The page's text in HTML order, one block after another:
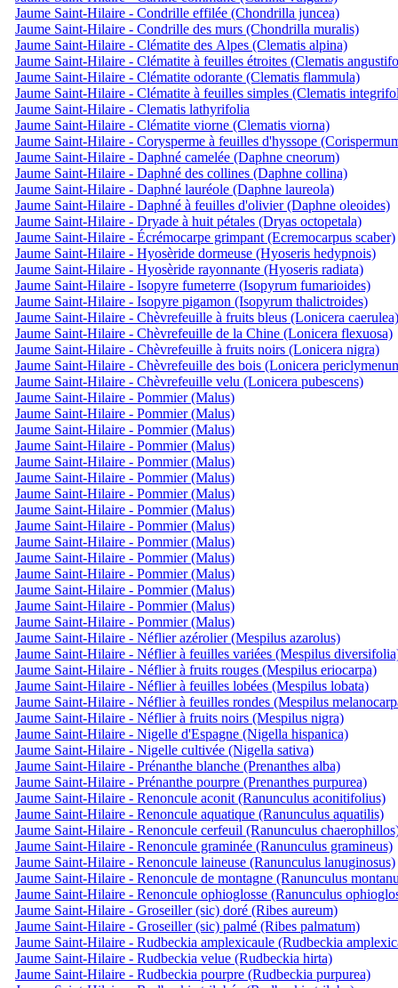
Jaume Saint-Hilaire - Condrille effilée (Chondrilla juncea)
Jaume Saint-Hilaire - Condrille des murs (Chondrilla muralis)
Jaume Saint-Hilaire - Clématite des Alpes (Clematis alpina)
Jaume Saint-Hilaire - Clématite à feuilles étroites (Clematis
Jaume Saint-Hilaire - Clématite odorante (Clematis flammula)
Jaume Saint-Hilaire - Clématite à feuilles simples (Clematis
Jaume Saint-Hilaire - Clematis lathyrifolia
Jaume Saint-Hilaire - Clématite viorne (Clematis viorna)
Jaume Saint-Hilaire - Corysperme à feuilles d'hyssope
Jaume Saint-Hilaire - Daphné camelée (Daphne cneorum)
Jaume Saint-Hilaire - Daphné des collines (Daphne collina)
Jaume Saint-Hilaire - Daphné lauréole (Daphne laureola)
Jaume Saint-Hilaire - Daphné à feuilles d'olivier (Daphne oleoides)
Jaume Saint-Hilaire - Dryade à huit pétales (Dryas octopetala)
Jaume Saint-Hilaire - Écrémocarpe grimpant (Ecremocarpus scaber)
Jaume Saint-Hilaire - Hyosèride dormeuse (Hyoseris hedypnois)
Jaume Saint-Hilaire - Hyosèride rayonnante (Hyoseris radiata)
Jaume Saint-Hilaire - Isopyre fumeterre (Isopyrum fumarioides)
Jaume Saint-Hilaire - Isopyre pigamon (Isopyrum thalictroides)
Jaume Saint-Hilaire - Chèvrefeuille à fruits bleus (Lonicera caerulea)
Jaume Saint-Hilaire - Chèvrefeuille de la Chine (Lonicera flexuosa)
Jaume Saint-Hilaire - Chèvrefeuille à fruits noirs (Lonicera nigra)
Jaume Saint-Hilaire - Chèvrefeuille des bois (Lonicera
Jaume Saint-Hilaire - Chèvrefeuille velu (Lonicera pubescens)
Jaume Saint-Hilaire - Pommier (Malus)
Jaume Saint-Hilaire - Pommier (Malus)
Jaume Saint-Hilaire - Pommier (Malus)
Jaume Saint-Hilaire - Pommier (Malus)
Jaume Saint-Hilaire - Pommier (Malus)
Jaume Saint-Hilaire - Pommier (Malus)
Jaume Saint-Hilaire - Pommier (Malus)
Jaume Saint-Hilaire - Pommier (Malus)
Jaume Saint-Hilaire - Pommier (Malus)
Jaume Saint-Hilaire - Pommier (Malus)
Jaume Saint-Hilaire - Pommier (Malus)
Jaume Saint-Hilaire - Pommier (Malus)
Jaume Saint-Hilaire - Pommier (Malus)
Jaume Saint-Hilaire - Pommier (Malus)
Jaume Saint-Hilaire - Pommier (Malus)
Jaume Saint-Hilaire - Néflier azérolier (Mespilus azarolus)
Jaume Saint-Hilaire - Néflier à feuilles variées (Mespilus
Jaume Saint-Hilaire - Néflier à fruits rouges (Mespilus eriocarpa)
Jaume Saint-Hilaire - Néflier à feuilles lobées (Mespilus lobata)
Jaume Saint-Hilaire - Néflier à feuilles rondes (Mespilus
Jaume Saint-Hilaire - Néflier à fruits noirs (Mespilus nigra)
Jaume Saint-Hilaire - Nigelle d'Espagne (Nigella hispanica)
Jaume Saint-Hilaire - Nigelle cultivée (Nigella sativa)
Jaume Saint-Hilaire - Prénanthe blanche (Prenanthes alba)
Jaume Saint-Hilaire - Prénanthe pourpre (Prenanthes purpurea)
Jaume Saint-Hilaire - Renoncule aconit (Ranunculus aconitifolius)
Jaume Saint-Hilaire - Renoncule aquatique (Ranunculus aquatilis)
Jaume Saint-Hilaire - Renoncule cerfeuil (Ranunculus
Jaume Saint-Hilaire - Renoncule graminée (Ranunculus gramineus)
Jaume Saint-Hilaire - Renoncule laineuse (Ranunculus lanuginosus)
Jaume Saint-Hilaire - Renoncule de montagne (Ranunculus
Jaume Saint-Hilaire - Renoncule ophioglosse (Ranunculus
Jaume Saint-Hilaire - Groseiller (sic) doré (Ribes aureum)
Jaume Saint-Hilaire - Groseiller (sic) palmé (Ribes palmatum)
Jaume Saint-Hilaire - Rudbeckia amplexicaule (Rudbeckia
Jaume Saint-Hilaire - Rudbeckia velue (Rudbeckia hirta)
Jaume Saint-Hilaire - Rudbeckia pourpre (Rudbeckia purpurea)